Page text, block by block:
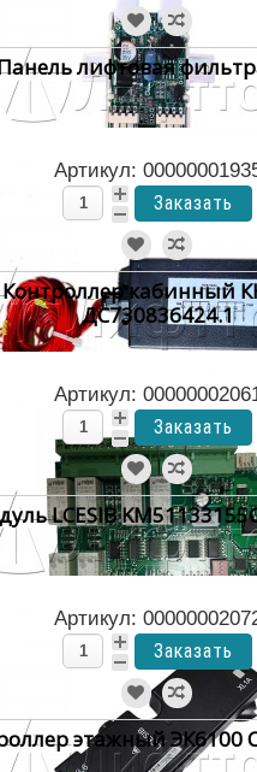
лифтовая
Артикул:
Контроллер кабинный
ДС730836424.1
Артикул:
LCESIB
Артикул:
этажный ЭК6100